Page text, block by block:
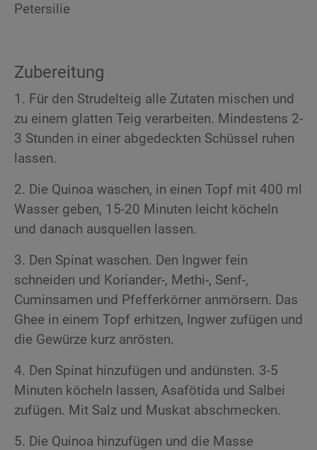
Petersilie
Zubereitung
1. Für den Strudelteig alle Zutaten mischen und
zu einem glatten Teig verarbeiten. Mindestens 2-
3 Stunden in einer abgedeckten Schüssel ruhen
lassen.
2. Die Quinoa waschen, in einen Topf mit 400 ml
Wasser geben, 15-20 Minuten leicht köcheln
und danach ausquellen lassen.
3. Den Spinat waschen. Den Ingwer fein
schneiden und Koriander-, Methi-, Senf-,
Cuminsamen und Pfefferkörner anmörsern. Das
Ghee in einem Topf erhitzen, Ingwer zufügen und
die Gewürze kurz anrösten.
4. Den Spinat hinzufügen und andünsten. 3-5
Minuten köcheln lassen, Asafötida und Salbei
zufügen. Mit Salz und Muskat abschmecken.
5. Die Quinoa hinzufügen und die Masse